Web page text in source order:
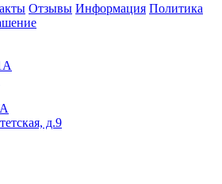
Отзывы Информация Политика
д.9